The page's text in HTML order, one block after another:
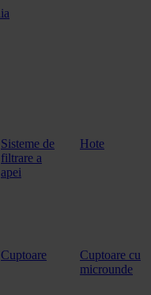
Sisteme de
filtrare a
apei
Hote
Cuptoare
Cuptoare cu
microunde